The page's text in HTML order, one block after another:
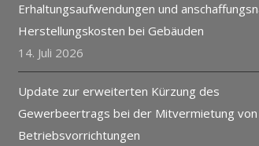
Erhaltungsaufwendungen und
Herstellungskosten bei Gebäuden
14. Juli 2026
Update zur erweiterten Kürzung des
Gewerbeertrags bei der Mitvermietung von
Betriebsvorrichtungen